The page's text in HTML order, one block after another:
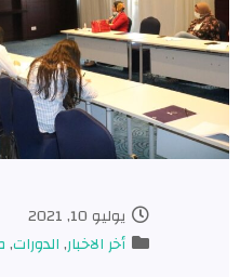
أخر الاخبار, الدورات,صور النقابة